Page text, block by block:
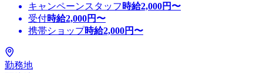
キャンペーンスタッフ 時給2,000円〜
受付時給2,000円〜
携帯ショップ時給2,000円〜
勤務地